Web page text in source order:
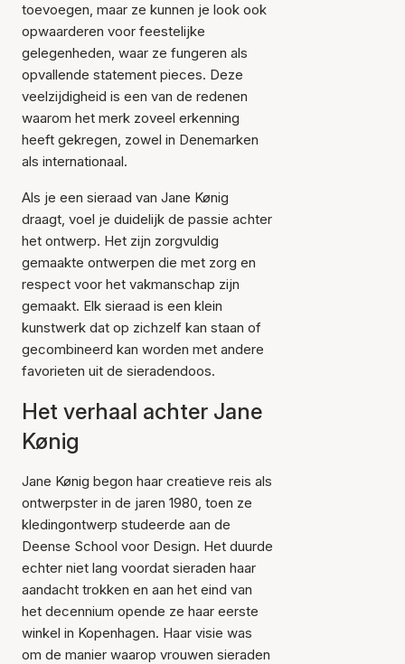
toevoegen, maar ze kunnen je look ook
opwaarderen voor feestelijke
gelegenheden, waar ze fungeren als
opvallende statement pieces. Deze
veelzijdigheid is een van de redenen
waarom het merk zoveel erkenning
heeft gekregen, zowel in Denemarken
als internationaal.
Als je een sieraad van Jane Kønig
draagt, voel je duidelijk de passie achter
het ontwerp. Het zijn zorgvuldig
gemaakte ontwerpen die met zorg en
respect voor het vakmanschap zijn
gemaakt. Elk sieraad is een klein
kunstwerk dat op zichzelf kan staan of
gecombineerd kan worden met andere
favorieten uit de sieradendoos.
Het verhaal achter Jane
Kønig
Jane Kønig begon haar creatieve reis als
ontwerpster in de jaren 1980, toen ze
kledingontwerp studeerde aan de
Deense School voor Design. Het duurde
echter niet lang voordat sieraden haar
aandacht trokken en aan het eind van
het decennium opende ze haar eerste
winkel in Kopenhagen. Haar visie was
om de manier waarop vrouwen sieraden